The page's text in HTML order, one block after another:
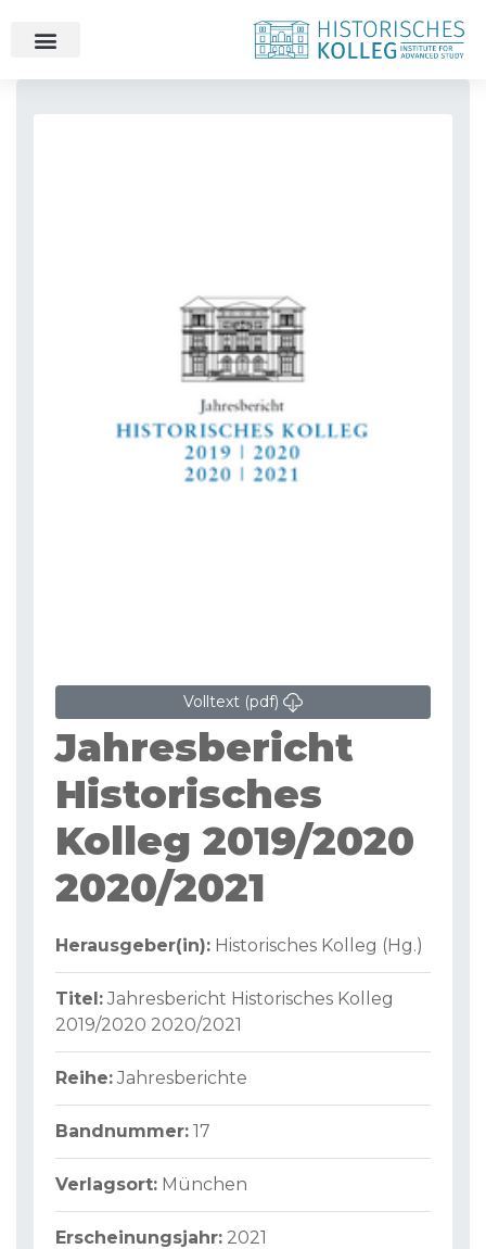
Volltext (pdf)
Jahresbericht
Historisches
Kolleg 2019/2020
2020/2021
Herausgeber(in): Historisches Kolleg (Hg.)
Titel:Jahresbericht Historisches Kolleg
2019/2020 2020/2021
Reihe: Jahresberichte
Bandnummer: 17
Verlagsort: München
Erscheinungsjahr: 2021